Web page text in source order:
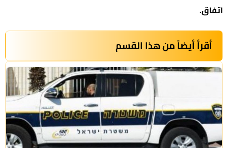
اتفاق.
أقرأ أيضاً من هذا القسم